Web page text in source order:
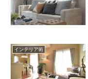
インテリア術